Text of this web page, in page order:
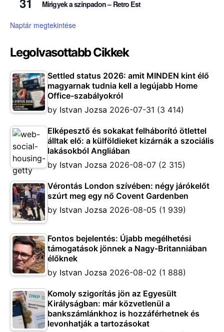
Mirigyek a színpadon – Retro Est
Naptár megtekintése
Legolvasottabb Cikkek
Settled status 2026: amit MINDEN kint élő
magyarnak tudnia kell a legújabb Home
Office-szabályokról
by Istvan Jozsa 2026-07-31 (3 414)
Elképesztő és sokakat felháborító ötlettel
álltak elő: a külföldieket kizárnák a szociális
lakásokból Angliában
by Istvan Jozsa 2026-08-07 (2 315)
Vérontás London szívében: négy járókelőt
szúrt meg egy nő Covent Gardenben
by Istvan Jozsa 2026-08-05 (1 939)
Fontos bejelentés: Újabb megélhetési
támogatások jönnek a Nagy-Britanniában
élőknek
by Istvan Jozsa 2026-08-02 (1 888)
Komoly szigorítás jön az Egyesült
Királyságban: már közvetlenül a
bankszámlánkhoz is hozzáférhetnek és
levonhatják a tartozásokat